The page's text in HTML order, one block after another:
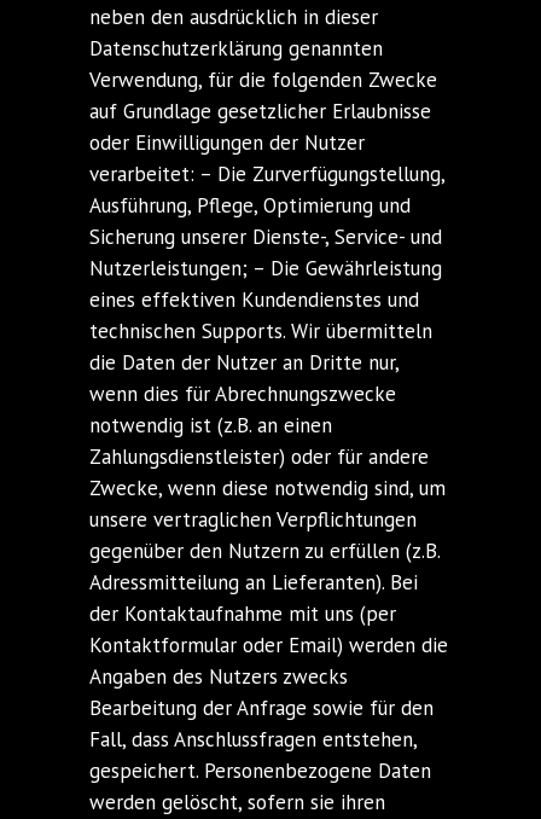
neben den ausdrücklich in dieser
Datenschutzerklärung genannten
Verwendung, für die folgenden Zwecke
auf Grundlage gesetzlicher Erlaubnisse
oder Einwilligungen der Nutzer
verarbeitet: – Die Zurverfügungstellung,
Ausführung, Pflege, Optimierung und
Sicherung unserer Dienste-, Service- und
Nutzerleistungen; – Die Gewährleistung
eines effektiven Kundendienstes und
technischen Supports. Wir übermitteln
die Daten der Nutzer an Dritte nur,
wenn dies für Abrechnungszwecke
notwendig ist (z.B. an einen
Zahlungsdienstleister) oder für andere
Zwecke, wenn diese notwendig sind, um
unsere vertraglichen Verpflichtungen
gegenüber den Nutzern zu erfüllen (z.B.
Adressmitteilung an Lieferanten). Bei
der Kontaktaufnahme mit uns (per
Kontaktformular oder Email) werden die
Angaben des Nutzers zwecks
Bearbeitung der Anfrage sowie für den
Fall, dass Anschlussfragen entstehen,
gespeichert. Personenbezogene Daten
werden gelöscht, sofern sie ihren